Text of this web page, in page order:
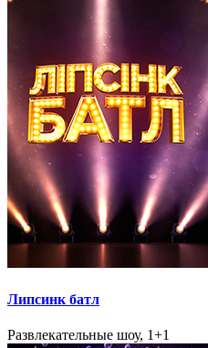
Липсинк батл
Развлекательные шоу, 1+1